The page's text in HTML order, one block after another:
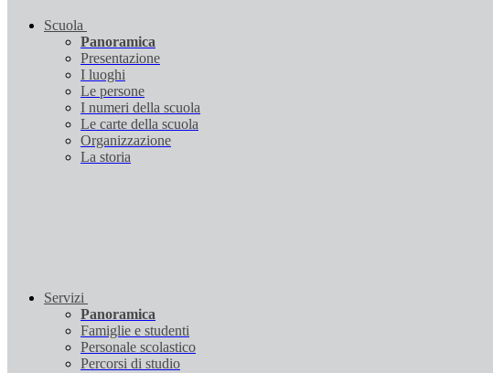
Scuola
Panoramica
Presentazione
I luoghi
Le persone
I numeri della scuola
Le carte della scuola
Organizzazione
La storia
Servizi
Panoramica
Famiglie e studenti
Personale scolastico
Percorsi di studio